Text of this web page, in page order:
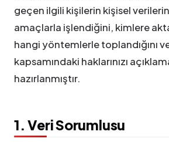
geçen ilgili kişilerin kişisel
amaçlarla işlendiğini, kimlere
hangi yöntemlerle toplandığını
kapsamındaki haklarınızı
hazırlanmıştır.
1. Veri Sorumlusu